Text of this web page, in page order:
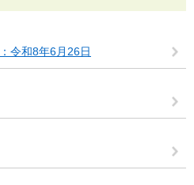
令和8年6月26日